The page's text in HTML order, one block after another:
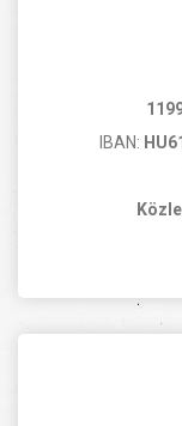
IBAN: